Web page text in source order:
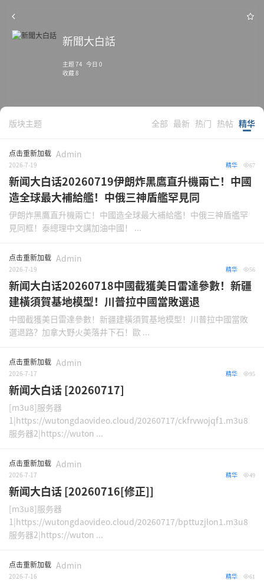
新聞大白話
主题 74 今日 0
收藏 8
版块主题 全部 最新 热门 热帖 精华
点击重新加载 Admin
2026-7-19 67
精华
新闻大白话20260719伊朗炸黑鷹直升機兩亡！中國
造全球最大補給艦！中俄三神盾艦罕見同
伊朗炸黑鷹直升機兩亡！中國造全球最大補給艦！中俄三神盾艦罕
見同框！泰總理中文講加油中國！ ...
点击重新加载 Admin
2026-7-19 56
精华
新闻大白话20260718中國截獲美日雷達參數！新疆
建橫須賀基地模型！川普拉中國當敗選退
中國截獲美日雷達參數！新疆建橫須賀基地模型！川普拉中國當敗
選退路？加拿大野火美落井下石！歐 ...
点击重新加载 Admin
2026-7-17 95
精华
新闻大白话 [20260717]
[m3u8]服务器
1|https://wutongdaovideo.cloud/20260717/ckfrvwojqf1.m3u8
服务器2|https://wuton ...
点击重新加载 Admin
2026-7-17 49
精华
新闻大白话 [20260716[修正]]
[m3u8]服务器
1|https://wutongdaovideo.cloud/20260717/bpttuzjlon1.m3u8
服务器2|https://wuton ...
点击重新加载 Admin
2026-7-16 61
精华